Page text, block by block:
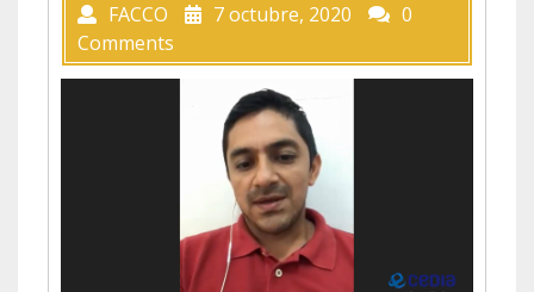
FACCO 7 octubre, 2020
0
Comments